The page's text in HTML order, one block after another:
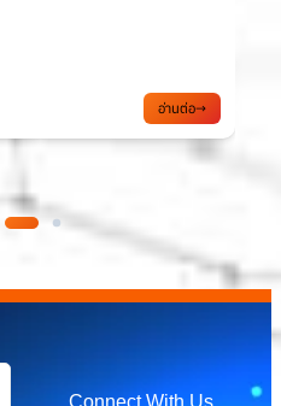
คณะทำงาน TC1 ครั้งที่
อ่านต่อ